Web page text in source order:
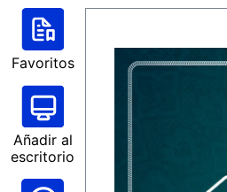
Favoritos
Añadir al
escritorio